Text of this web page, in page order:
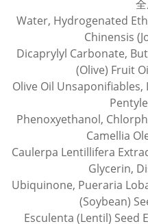
Water, Hydrogenated
Chinensis
Dicaprylyl Carbonate,
(Olive) Fruit
Olive Oil
Phenoxyethanol,
Camellia
Caulerpa Lentillifera
Glycerin,
Ubiquinone, Pueraria
(Soybean)
Esculenta (Lentil) Seed